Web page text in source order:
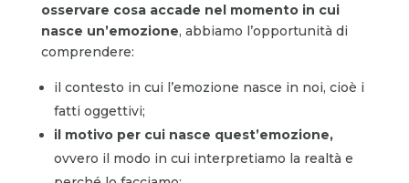
osservare cosa accade nel momento in cui
nasce un’emozione, abbiamo l’opportunità di
comprendere:
il contesto in cui l’emozione nasce in noi, cioè i
fatti oggettivi;
il motivo per cui nasce quest’emozione,
ovvero il modo in cui interpretiamo la realtà e